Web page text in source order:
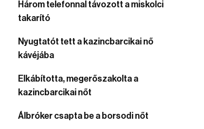
Három telefonnal távozott a miskolci
takarító
Nyugtatót tett a kazincbarcikai nő
kávéjába
Elkábította, megerőszakolta a
kazincbarcikai nőt
Álbróker csapta be a borsodi nőt